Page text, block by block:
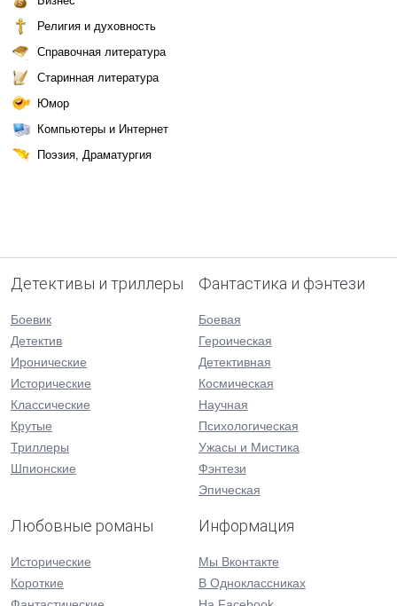
Религия и духовность
Справочная литература
Старинная литература
Юмор
Компьютеры и Интернет
Поэзия, Драматургия
Детективы и триллеры
Боевик
Детектив
Иронические
Исторические
Классические
Крутые
Триллеры
Шпионские
Фантастика и фэнтези
Боевая
Героическая
Детективная
Космическая
Научная
Психологическая
Ужасы и Мистика
Фэнтези
Эпическая
Любовные романы
Исторические
Короткие
Информация
Мы Вконтакте
В Одноклассниках